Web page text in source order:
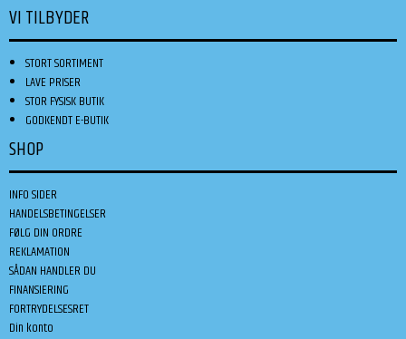
VI TILBYDER
STORT SORTIMENT
LAVE PRISER
STOR FYSISK BUTIK
GODKENDT E-BUTIK
SHOP
INFO SIDER
HANDELSBETINGELSER
FØLG DIN ORDRE
REKLAMATION
SÅDAN HANDLER DU
FINANSIERING
FORTRYDELSESRET
Din konto